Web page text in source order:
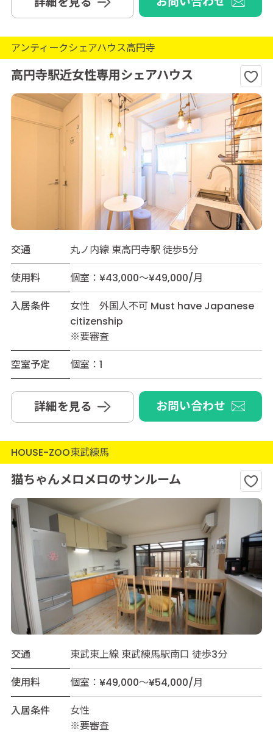
アンティークシェアハウス高円寺
高円寺駅近女性専用シェアハウス
交通
丸ノ内線 東高円寺駅 徒歩5分
使用料
個室：¥43,000～¥49,000/月
入居条件
女性 外国人不可 Must have Japanese
citizenship
※要審査
空室予定
個室：1
詳細を見る お問い合わせ
HOUSE-ZOO東武練馬
猫ちゃんメロメロのサンルーム
交通
東武東上線 東武練馬駅南口 徒歩3分
使用料
個室：¥49,000～¥54,000/月
入居条件
女性
※要審査